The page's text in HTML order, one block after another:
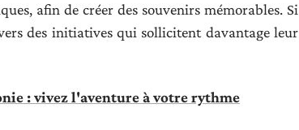
afin de créer des souvenirs mémorables. Si
des initiatives qui sollicitent davantage leur
: vivez l'aventure à votre rythme